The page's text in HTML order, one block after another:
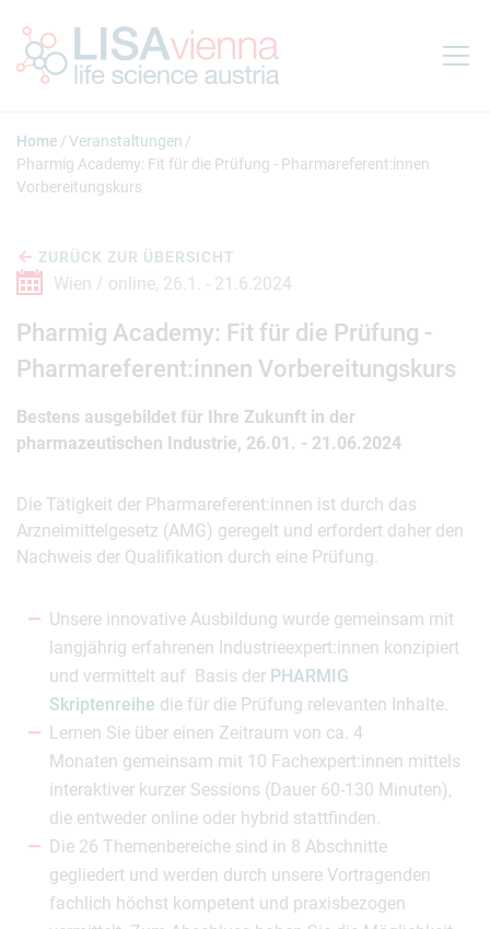
Home
Veranstaltungen
Pharmig Academy: Fit für die Prüfung - Pharmareferent:innen
Vorbereitungskurs
ZURÜCK ZUR ÜBERSICHT
Wien / online, 26.1. - 21.6.2024
Pharmig Academy: Fit für die Prüfung -
Pharmareferent:innen Vorbereitungskurs
Bestens ausgebildet für Ihre Zukunft in der
pharmazeutischen Industrie, 26.01. - 21.06.2024
Die Tätigkeit der Pharmareferent:innen ist durch das
Arzneimittelgesetz (AMG) geregelt und erfordert daher den
Nachweis der Qualifikation durch eine Prüfung.
Unsere innovative Ausbildung wurde gemeinsam mit
langjährig erfahrenen Industrieexpert:innen konzipiert
und vermittelt auf Basis der PHARMIG
Skriptenreihe die für die Prüfung relevanten Inhalte.
Lernen Sie über einen Zeitraum von ca. 4
Monaten gemeinsam mit 10 Fachexpert:innen mittels
interaktiver kurzer Sessions (Dauer 60-130 Minuten),
die entweder online oder hybrid stattfinden.
Die 26 Themenbereiche sind in 8 Abschnitte
gegliedert und werden durch unsere Vortragenden
fachlich höchst kompetent und praxisbezogen